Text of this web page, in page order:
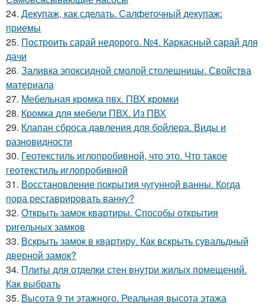
24. Декупаж, как сделать. Салфеточный декупаж:
приемы
25. Построить сарай недорого. №4. Каркасный сарай для
дачи
26. Заливка эпоксидной смолой столешницы. Свойства
материала
27. Мебельная кромка пвх. ПВХ кромки
28. Кромка для мебели ПВХ. Из ПВХ
29. Клапан сброса давления для бойлера. Виды и
разновидности
30. Геотекстиль иглопробивной, что это. Что такое
геотекстиль иглопробивной
31. Восстановление покрытия чугунной ванны. Когда
пора реставрировать ванну?
32. Открыть замок квартиры. Способы открытия
ригельных замков
33. Вскрыть замок в квартиру. Как вскрыть сувальдный
дверной замок?
34. Плиты для отделки стен внутри жилых помещений.
Как выбрать
35. Высота 9 ти этажного. Реальная высота этажа